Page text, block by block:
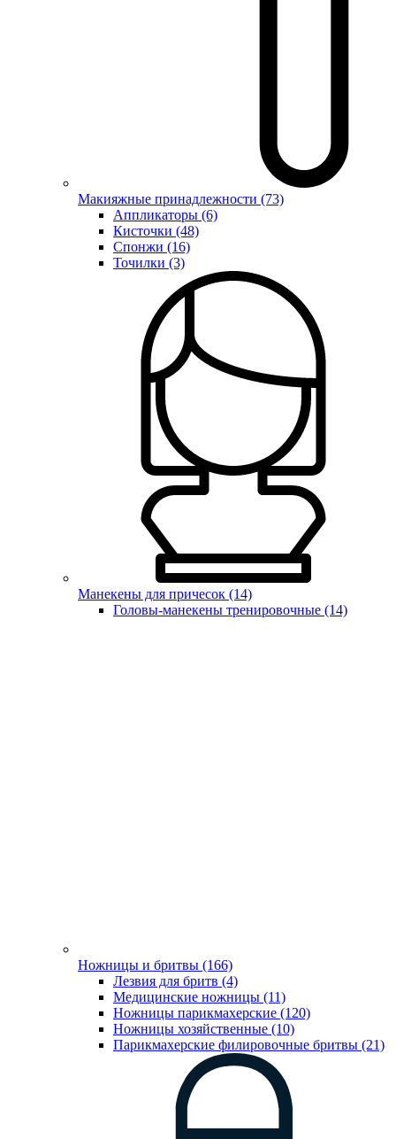
Макияжные принадлежности (73)
Аппликаторы (6)
Кисточки (48)
Спонжи (16)
Точилки (3)
Манекены для причесок (14)
Головы-манекены тренировочные (14)
Ножницы и бритвы (166)
Лезвия для бритв (4)
Медицинские ножницы (11)
Ножницы парикмахерские (120)
Ножницы хозяйственные (10)
Парикмахерские филировочные бритвы (21)